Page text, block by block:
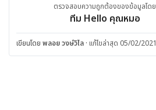
ตรวจสอบความถูกต้องของข้อมูลโดย
ทีม Hello คุณหมอ
เขียนโดย พลอย วงษ์วิไล · แก้ไขล่าสุด 05/02/2021